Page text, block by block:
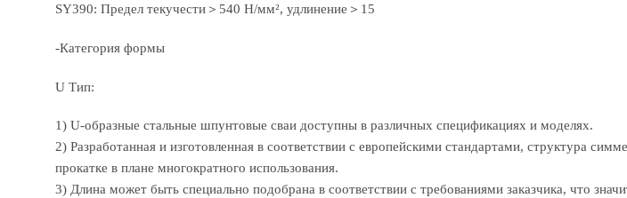
SY390: Предел текучести＞540 Н/мм², удлинение＞15
-Категория формы
U Тип:
1) U-образные стальные шпунтовые сваи доступны в различных спецификациях и моделях.
2) Разработанная и изготовленная в соответствии с европейскими стандартами, структура
прокатке в плане многократного использования.
3) Длина может быть специально подобрана в соответствии с требованиями заказчика, что